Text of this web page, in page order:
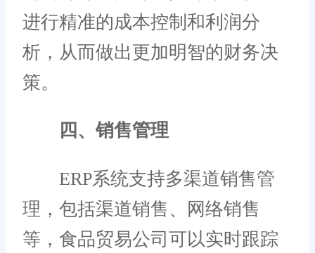
进行精准的成本控制和利润分
析，从而做出更加明智的财务决
策。
四、销售管理
ERP系统支持多渠道销售管
理，包括渠道销售、网络销售
等，食品贸易公司可以实时跟踪